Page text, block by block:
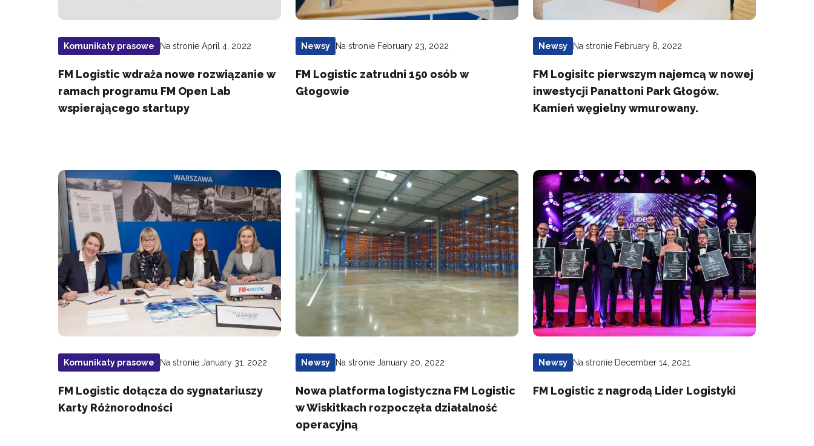
Komunikaty prasowe Na stronie April 4, 2022
FM Logistic wdraża nowe rozwiązanie w
ramach programu FM Open Lab
wspierającego startupy
Newsy Na stronie February 23, 2022
FM Logistic zatrudni 150 osób w
Głogowie
Newsy Na stronie February 8, 2022
FM Logisitc pierwszym najemcą w nowej
inwestycji Panattoni Park Głogów.
Kamień węgielny wmurowany.
Komunikaty prasowe Na stronie January 31, 2022
FM Logistic dołącza do sygnatariuszy
Karty Różnorodności
Newsy Na stronie January 20, 2022
Nowa platforma logistyczna FM Logistic
w Wiskitkach rozpoczęła działalność
operacyjną
Newsy Na stronie December 14, 2021
FM Logistic z nagrodą Lider Logistyki